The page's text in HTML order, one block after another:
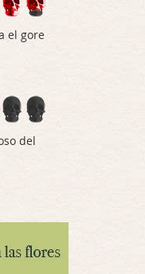
me ha …
el gore
del